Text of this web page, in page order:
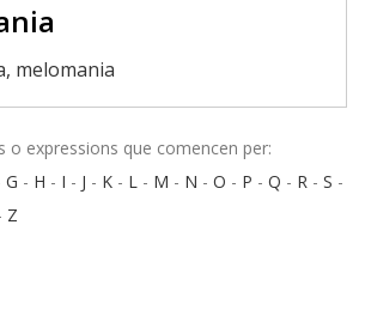
melomania
o expressions que comencen per:
G - H - I - J - K - L - M - N - O - P - Q - R - S -
Z